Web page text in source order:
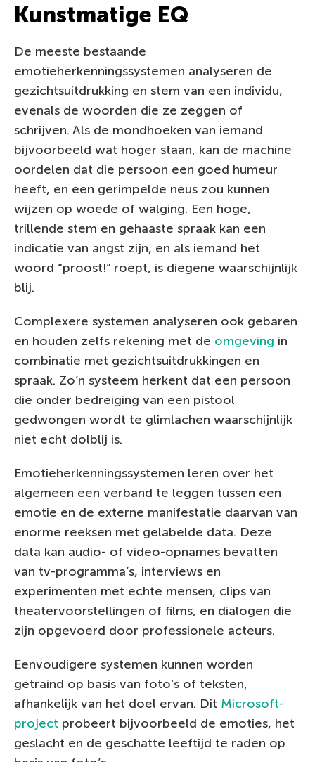
Kunstmatige EQ
De meeste bestaande
emotieherkenningssystemen analyseren de
gezichtsuitdrukking en stem van een individu,
evenals de woorden die ze zeggen of
schrijven. Als de mondhoeken van iemand
bijvoorbeeld wat hoger staan, kan de machine
oordelen dat die persoon een goed humeur
heeft, en een gerimpelde neus zou kunnen
wijzen op woede of walging. Een hoge,
trillende stem en gehaaste spraak kan een
indicatie van angst zijn, en als iemand het
woord “proost!” roept, is diegene waarschijnlijk
blij.
Complexere systemen analyseren ook gebaren
en houden zelfs rekening met de omgeving in
combinatie met gezichtsuitdrukkingen en
spraak. Zo’n systeem herkent dat een persoon
die onder bedreiging van een pistool
gedwongen wordt te glimlachen waarschijnlijk
niet echt dolblij is.
Emotieherkenningssystemen leren over het
algemeen een verband te leggen tussen een
emotie en de externe manifestatie daarvan van
enorme reeksen met gelabelde data. Deze
data kan audio- of video-opnames bevatten
van tv-programma’s, interviews en
experimenten met echte mensen, clips van
theatervoorstellingen of films, en dialogen die
zijn opgevoerd door professionele acteurs.
Eenvoudigere systemen kunnen worden
getraind op basis van foto’s of teksten,
afhankelijk van het doel ervan. Dit Microsoft-
project probeert bijvoorbeeld de emoties, het
geslacht en de geschatte leeftijd te raden op